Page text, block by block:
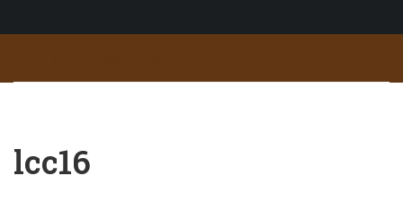
lcc16